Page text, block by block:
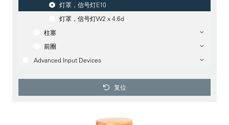
灯罩，信号灯E10
灯罩，信号灯W2 x 4.6d
柱塞
前圈
Advanced Input Devices
复位